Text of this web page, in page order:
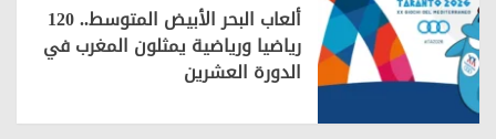
ألعاب البحر الأبيض المتوسط.. 120
رياضيا ورياضية يمثلون المغرب في
الدورة العشرين